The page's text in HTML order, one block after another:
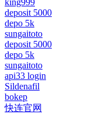
king999
deposit 5000
depo 5k
sungaitoto
deposit 5000
depo 5k
sungaitoto
api33 login
Sildenafil
bokep
快连官网